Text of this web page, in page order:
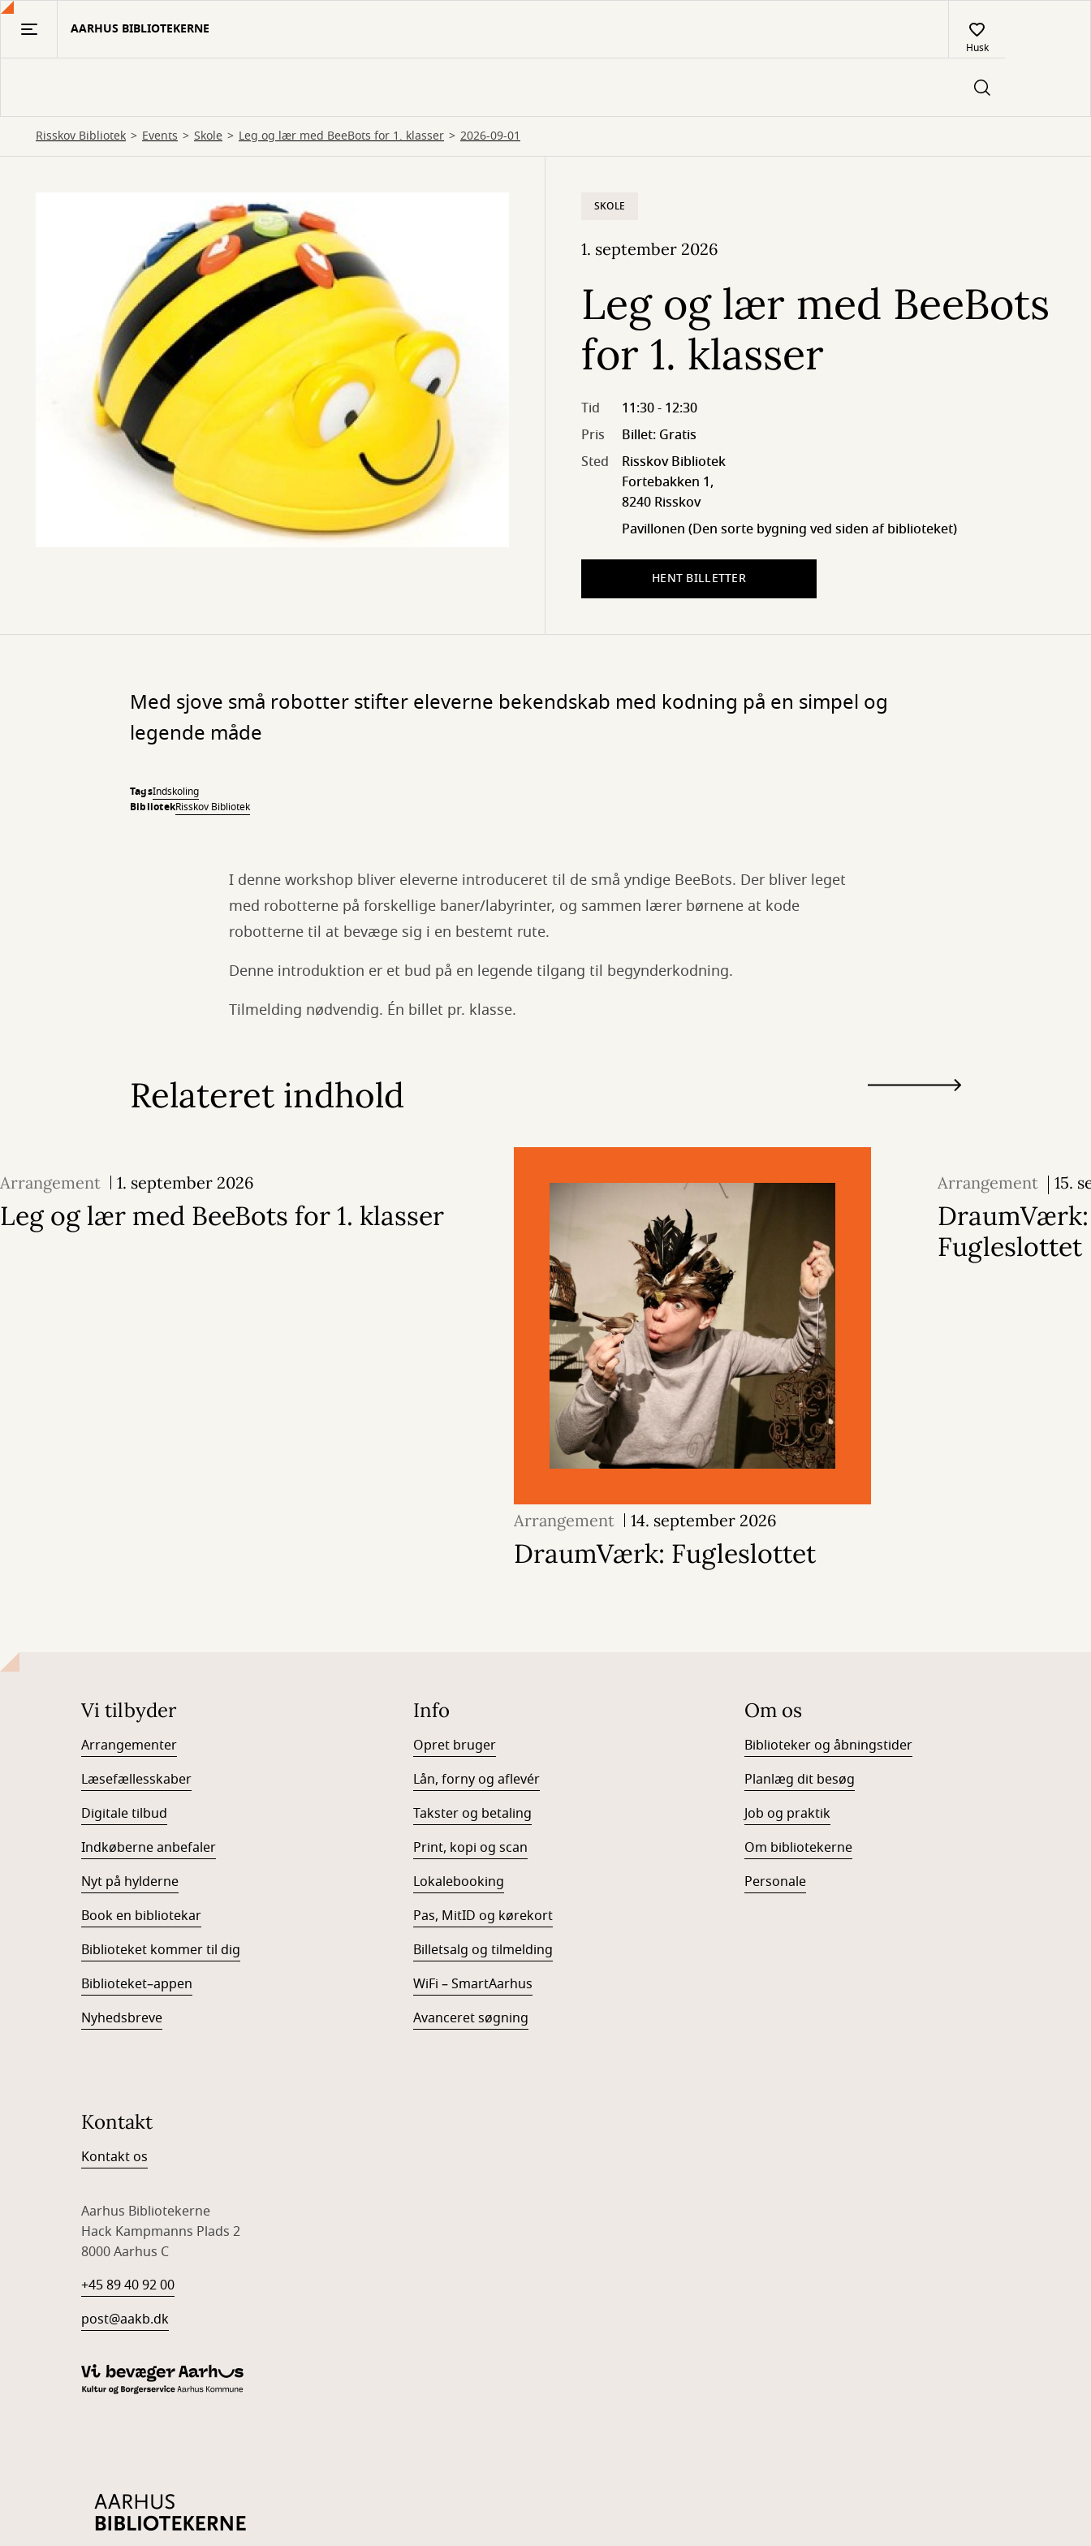
Gå
AARHUS BIBLIOTEKERNE
Husk
Risskov Bibliotek Events Skole Leg og lær med BeeBots for 1. klasser 2026-09-01
SKOLE
1. september 2026
Leg og lær med BeeBots
for 1. klasser
Tid
11:30 - 12:30
Pris
Billet: Gratis
Sted
Risskov Bibliotek
Fortebakken 1,
8240 Risskov
Pavillonen (Den sorte bygning ved siden af biblioteket)
HENT BILLETTER
Med sjove små robotter stifter eleverne bekendskab med kodning på en simpel og
legende måde
TagsIndskoling
BibliotekRisskov Bibliotek
I denne workshop bliver eleverne introduceret til de små yndige BeeBots. Der bliver leget
med robotterne på forskellige baner/labyrinter, og sammen lærer børnene at kode
robotterne til at bevæge sig i en bestemt rute.
Denne introduktion er et bud på en legende tilgang til begynderkodning.
Tilmelding nødvendig. Én billet pr. klasse.
Relateret indhold
Arrangement 1. september 2026
Leg og lær med BeeBots for 1. klasser
Arrangement 14. september 2026
DraumVærk: Fugleslottet
Arrangement
15.
2026
DraumVærk:
Fugleslottet
Vi tilbyder
Arrangementer
Læsefællesskaber
Digitale tilbud
Indkøberne anbefaler
Nyt på hylderne
Book en bibliotekar
Biblioteket kommer til dig
Biblioteket–appen
Nyhedsbreve
Info
Opret bruger
Lån, forny og aflevér
Takster og betaling
Print, kopi og scan
Lokalebooking
Pas, MitID og kørekort
Billetsalg og tilmelding
WiFi – SmartAarhus
Avanceret søgning
Om os
Biblioteker og åbningstider
Planlæg dit besøg
Job og praktik
Om bibliotekerne
Personale
Kontakt
Kontakt os
Aarhus Bibliotekerne
Hack Kampmanns Plads 2
8000 Aarhus C
+45 89 40 92 00
post@aakb.dk